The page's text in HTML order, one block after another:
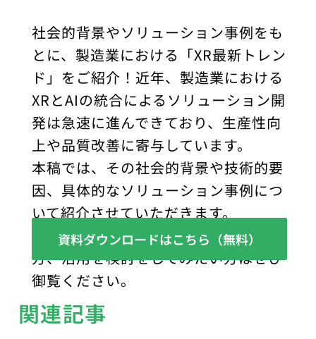
社会的背景やソリューション事例をも
とに、製造業における「XR最新トレン
ド」をご紹介！近年、製造業における
XRとAIの統合によるソリューション開
発は急速に進んできており、生産性向
上や品質改善に寄与しています。
本稿では、その社会的背景や技術的要
因、具体的なソリューション事例につ
いて紹介させていただきます。
XRとAIの統合についてご興味のある
方、活用を検討をしてみたい方はぜひ
御覧ください。
資料ダウンロードはこちら（無料）
関連記事